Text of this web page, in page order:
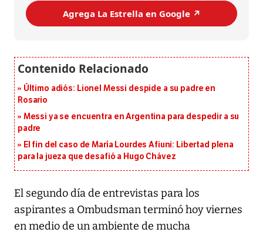
Agrega La Estrella en Google ↗️
Último adiós: Lionel Messi despide a su padre en
Rosario
Messi ya se encuentra en Argentina para despedir a su
padre
El fin del caso de María Lourdes Afiuni: Libertad plena
para la jueza que desafió a Hugo Chávez
El segundo día de entrevistas para los
aspirantes a Ombudsman terminó hoy viernes
en medio de un ambiente de mucha